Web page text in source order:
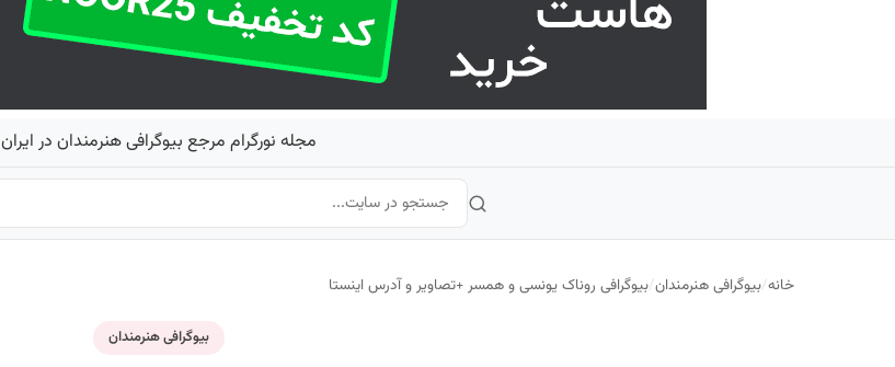
مجله نورگرام مرجع بیوگرافی هنرمندان در ایران
خانه/بیوگرافی هنرمندان/بیوگرافی روناک یونسی و همسر +تصاویر و آدرس اینستا
بیوگرافی هنرمندان